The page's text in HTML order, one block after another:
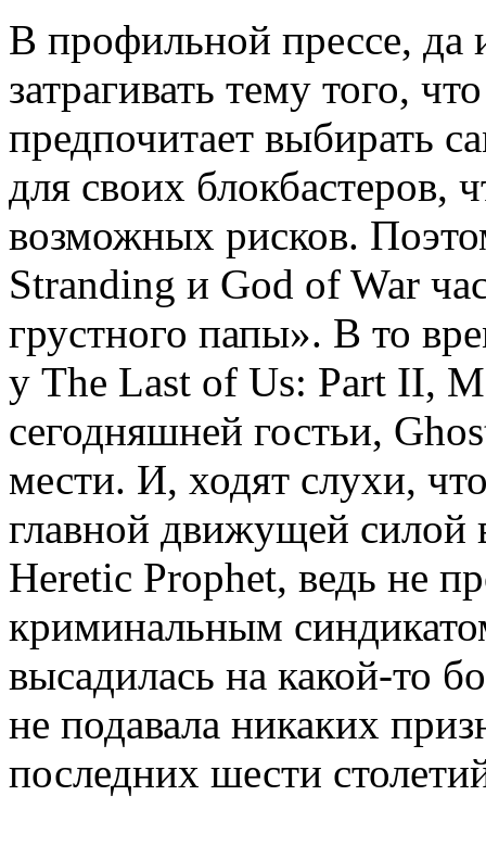
В профильной прессе, да
затрагивать тему того,
предпочитает выбирать
для своих блокбастеров,
возможных рисков.
Stranding и God of War
грустного папы». В то
у The Last of Us: Part II,
сегодняшней гостьи,
мести. И, ходят слухи,
главной движущей силой
Heretic Prophet, ведь не
криминальным
высадилась на какой-то
не подавала никаких
последних шести